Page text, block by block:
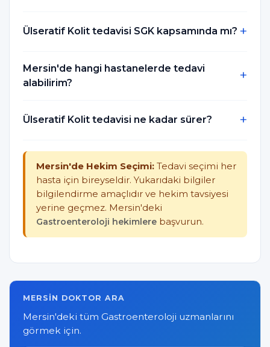
Ülseratif Kolit tedavisi SGK kapsamında mı?
Mersin'de hangi hastanelerde tedavi
alabilirim?
Ülseratif Kolit tedavisi ne kadar sürer?
Mersin'de Hekim Seçimi: Tedavi seçimi her
hasta için bireyseldir. Yukarıdaki bilgiler
bilgilendirme amaçlıdır ve hekim tavsiyesi
yerine geçmez. Mersin'deki
Gastroenteroloji hekimlere başvurun.
MERSIN DOKTOR ARA
Mersin'deki tüm Gastroenteroloji uzmanlarını
görmek için.